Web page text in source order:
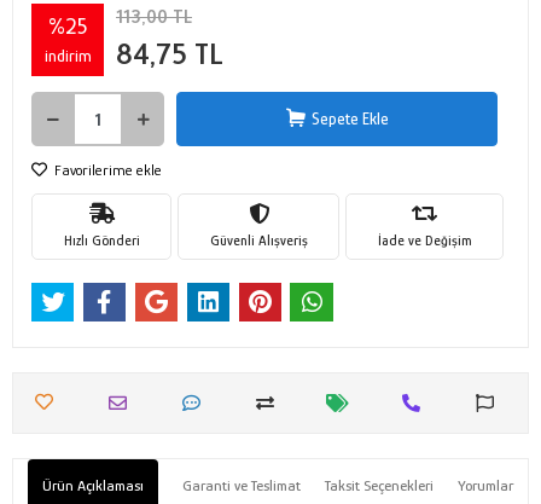
%25
indirim
113,00 TL
84,75 TL
Sepete Ekle
Favorilerime ekle
Hızlı Gönderi Güvenli Alışveriş İade ve Değişim
Ürün Açıklaması Garanti ve Teslimat Taksit Seçenekleri Yorumlar